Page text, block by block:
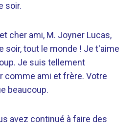
soir.
cher ami, M. Joyner Lucas,
soir, tout le monde ! Je t'aime
Je suis tellement
comme ami et frère. Votre
beaucoup.
avez continué à faire des